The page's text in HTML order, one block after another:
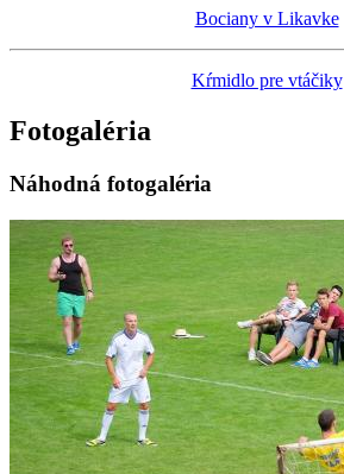
Bociany v Likavke
Kŕmidlo pre vtáčiky
Fotogaléria
Náhodná fotogaléria